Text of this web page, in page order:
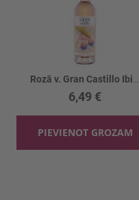
6,49 €
PIEVIENOT GROZAM